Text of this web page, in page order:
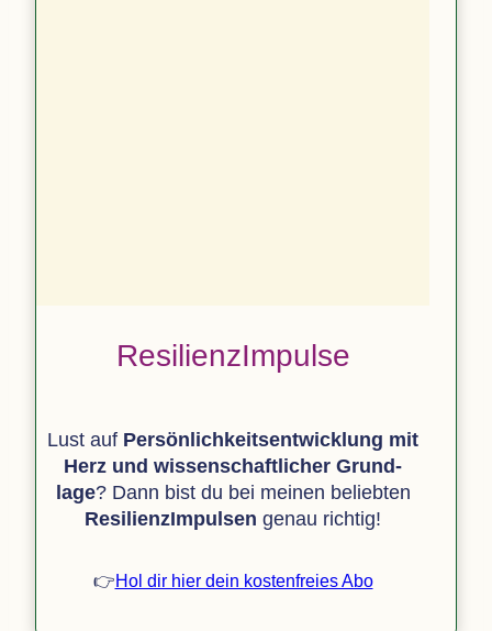
Resi­li­en­z­Im­pulse
Lust auf Persönlich­keits­entwicklung mit
Herz und wis­sen­schaft­li­cher Grund­
lage? Dann bist du bei mei­nen belieb­ten
Resi­li­en­z­Im­pul­sen genau richtig!
👉Hol dir hier dein kos­ten­freies Abo